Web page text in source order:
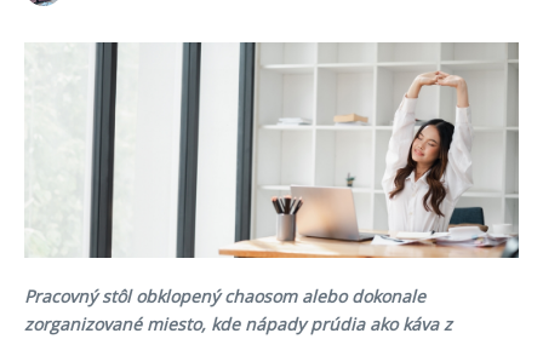
Pracovný stôl obklopený chaosom alebo dokonale
zorganizované miesto, kde nápady prúdia ako káva z